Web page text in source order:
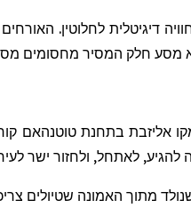
דיגיטלית לחלוטין.
מסע חלק המסיר מחסומים
אליזבת בתחנתטוטנהאם
להגיע, לאתחל, ולחזור ישר
מתוך האמונה שטיולים צריכים להתנהל בקלות